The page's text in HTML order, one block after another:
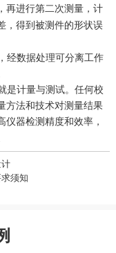
进行第二次测量， 计
，得到被测件的形状误
经数据处理可分离工作
是计量与测试。任何校
方法和技术对测量结果
仪器检测精度和效率，
计
须知